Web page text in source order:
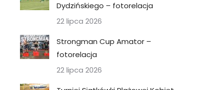
Dydzińskiego – fotorelacja
22 lipca 2026
Strongman Cup Amator –
fotorelacja
22 lipca 2026